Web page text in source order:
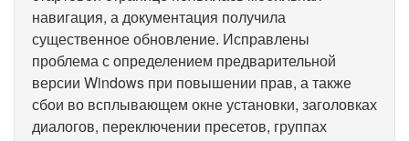
навигация, а документация получила
существенное обновление. Исправлены
проблема с определением предварительной
версии Windows при повышении прав, а также
сбои во всплывающем окне установки, заголовках
диалогов, переключении пресетов, группах